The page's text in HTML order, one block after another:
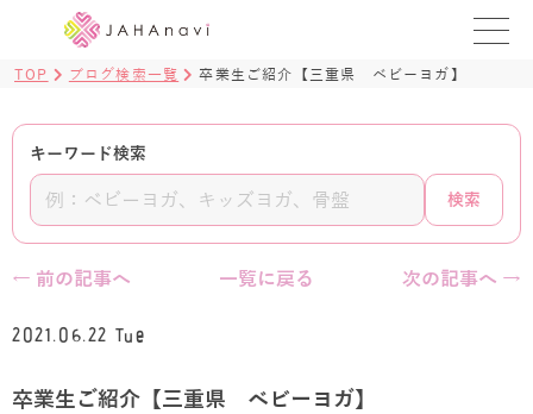
教室を探す
BLOG
ヨガ資格講座 ›
JAHAYOGA
TOP ブログ検索一覧 卒業生ご紹介【三重県 ベビーヨガ】
キーワード検索
検索
← 前の記事へ 一覧に戻る 次の記事へ →
2021.06.22 Tue
卒業生ご紹介【三重県 ベビーヨガ】